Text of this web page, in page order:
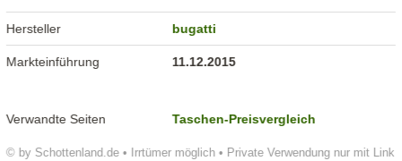
© by Schottenland.de • Irrtümer möglich • Private Verwendung nur mit Link
Hersteller bugatti
Markteinführung 11.12.2015
Verwandte Seiten Taschen-Preisvergleich